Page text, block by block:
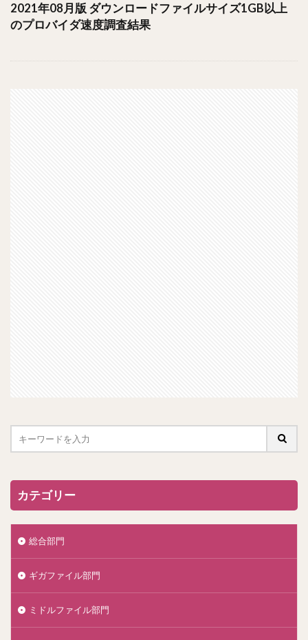
2021年08月版 ダウンロードファイルサイズ1GB以上
のプロバイダ速度調査結果
カテゴリー
総合部門
ギガファイル部門
ミドルファイル部門